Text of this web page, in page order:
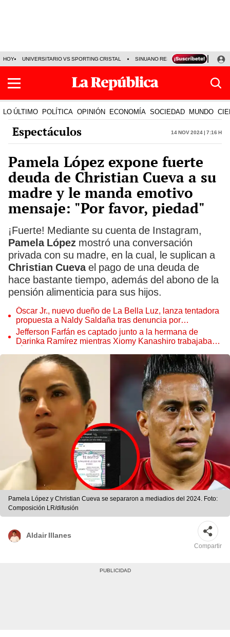
HOY UNIVERSITARIO VS SPORTING CRISTAL SINUANO RESULTADOS HOY
LO ÚLTIMO POLÍTICA OPINIÓN ECONOMÍA SOCIEDAD MUNDO
Espectáculos 14 Nov 2024 | 7:16 h
Pamela López expone fuerte
deuda de Christian Cueva a su
madre y le manda emotivo
mensaje: "Por favor, piedad"
¡Fuerte! Mediante su cuenta de Instagram,
Pamela López mostró una conversación
privada con su madre, en la cual, le suplican a
Christian Cuevael pago de una deuda de
hace bastante tiempo, además del abono de la
pensión alimenticia para sus hijos.
Óscar Jr., nuevo dueño de La Bella Luz, lanza tentadora
propuesta a Naldy Saldaña tras denuncia por
tocamientos
Jefferson Farfán es captado junto a la hermana de
Darinka Ramírez mientras Xiomy Kanashiro trabajaba:
Pamela López y Christian Cueva se separaron a mediadios del 2024. Foto:
Composición LR/difusión
Aldair Illanes
Compartir